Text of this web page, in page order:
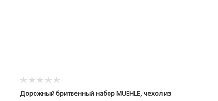
Дорожный бритвенный набор MUEHLE, чехол из